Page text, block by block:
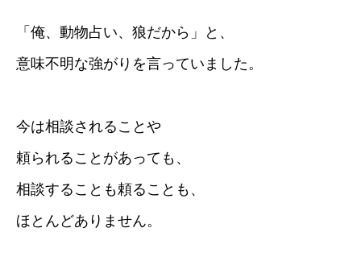
「俺、動物占い、狼だから」と、
意味不明な強がりを言っていました。
今は相談されることや
頼られることがあっても、
相談することも頼ることも、
ほとんどありません。